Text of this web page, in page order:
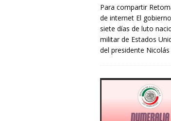
Para compartir
de internet El
siete días de luto
militar de Estados
del presidente